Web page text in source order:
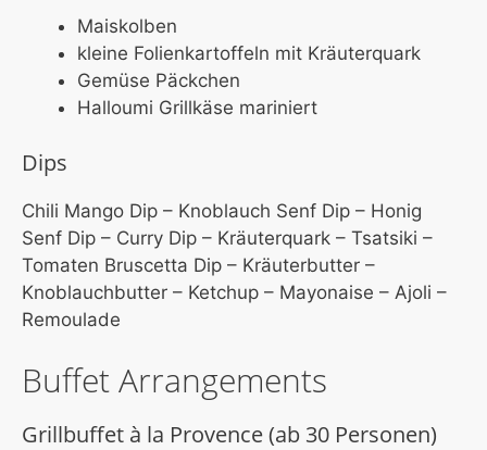
Maiskolben
kleine Folienkartoffeln mit Kräuterquark
Gemüse Päckchen
Halloumi Grillkäse mariniert
Dips
Chili Mango Dip – Knoblauch Senf Dip – Honig
Senf Dip – Curry Dip – Kräuterquark – Tsatsiki –
Tomaten Bruscetta Dip – Kräuterbutter –
Knoblauchbutter – Ketchup – Mayonaise – Ajoli –
Remoulade
Buffet Arrangements
Grillbuffet à la Provence (ab 30 Personen)